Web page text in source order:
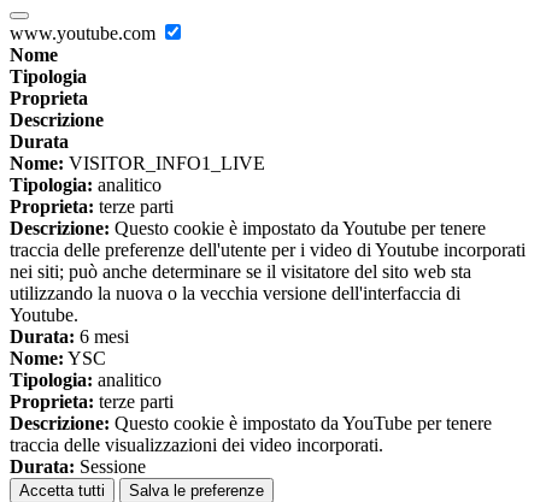
www.youtube.com
Nome
Tipologia
Proprieta
Descrizione
Durata
Nome: VISITOR_INFO1_LIVE
Tipologia: analitico
Proprieta: terze parti
Descrizione: Questo cookie è impostato da Youtube per tenere
traccia delle preferenze dell'utente per i video di Youtube incorporati
nei siti; può anche determinare se il visitatore del sito web sta
utilizzando la nuova o la vecchia versione dell'interfaccia di
Youtube.
Durata: 6 mesi
Nome: YSC
Tipologia: analitico
Proprieta: terze parti
Descrizione: Questo cookie è impostato da YouTube per tenere
traccia delle visualizzazioni dei video incorporati.
Durata: Sessione
Accetta tutti Salva le preferenze